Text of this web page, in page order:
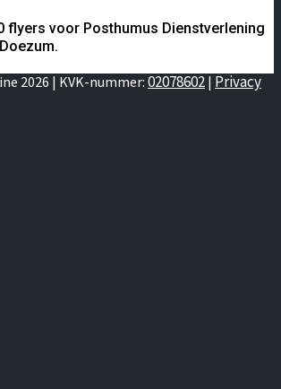
flyers voor Posthumus Dienstverlening
2026 | KVK-nummer: 02078602 | Privacy